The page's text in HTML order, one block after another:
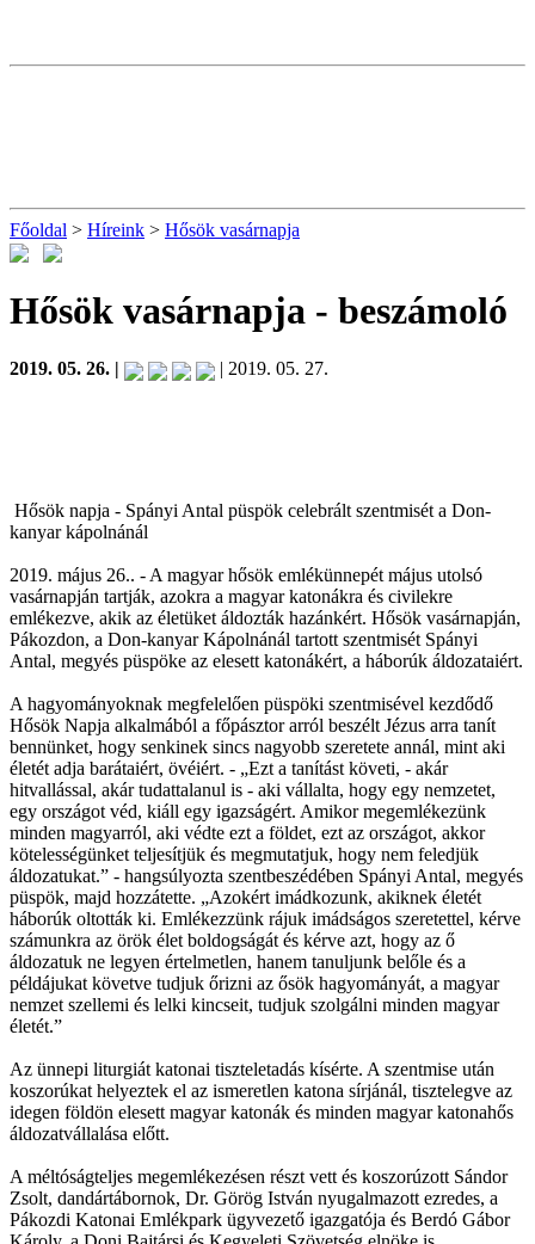
Főoldal > Híreink > Hősök vasárnapja
Hősök vasárnapja - beszámoló
2019. 05. 26. | | 2019. 05. 27.
Hősök napja - Spányi Antal püspök celebrált szentmisét a Don-
kanyar kápolnánál
2019. május 26.. - A magyar hősök emlékünnepét május utolsó
vasárnapján tartják, azokra a magyar katonákra és civilekre
emlékezve, akik az életüket áldozták hazánkért. Hősök vasárnapján,
Pákozdon, a Don-kanyar Kápolnánál tartott szentmisét Spányi
Antal, megyés püspöke az elesett katonákért, a háborúk áldozataiért.
A hagyományoknak megfelelően püspöki szentmisével kezdődő
Hősök Napja alkalmából a főpásztor arról beszélt Jézus arra tanít
bennünket, hogy senkinek sincs nagyobb szeretete annál, mint aki
életét adja barátaiért, övéiért. - „Ezt a tanítást követi, - akár
hitvallással, akár tudattalanul is - aki vállalta, hogy egy nemzetet,
egy országot véd, kiáll egy igazságért. Amikor megemlékezünk
minden magyarról, aki védte ezt a földet, ezt az országot, akkor
kötelességünket teljesítjük és megmutatjuk, hogy nem feledjük
áldozatukat.” - hangsúlyozta szentbeszédében Spányi Antal, megyés
püspök, majd hozzátette. „Azokért imádkozunk, akiknek életét
háborúk oltották ki. Emlékezzünk rájuk imádságos szeretettel, kérve
számunkra az örök élet boldogságát és kérve azt, hogy az ő
áldozatuk ne legyen értelmetlen, hanem tanuljunk belőle és a
példájukat követve tudjuk őrizni az ősök hagyományát, a magyar
nemzet szellemi és lelki kincseit, tudjuk szolgálni minden magyar
életét.”
Az ünnepi liturgiát katonai tiszteletadás kísérte. A szentmise után
koszorúkat helyeztek el az ismeretlen katona sírjánál, tisztelegve az
idegen földön elesett magyar katonák és minden magyar katonahős
áldozatvállalása előtt.
A méltóságteljes megemlékezésen részt vett és koszorúzott Sándor
Zsolt, dandártábornok, Dr. Görög István nyugalmazott ezredes, a
Pákozdi Katonai Emlékpark ügyvezető igazgatója és Berdó Gábor